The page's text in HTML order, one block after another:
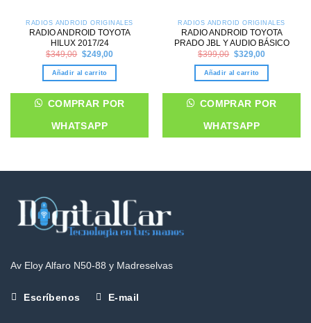
RADIOS ANDROID ORIGINALES
RADIO ANDROID TOYOTA
HILUX 2017/24
$349,00 Original
price
was:
$349,00.
$249,00Current
is:
Añadir al carrito
COMPRAR POR
WHATSAPP
RADIOS ANDROID ORIGINALES
RADIO ANDROID TOYOTA
PRADO JBL Y AUDIO BÁSICO
$399,00 Original
price
was:
$399,00.
$329,00Current
is:
Añadir al carrito
COMPRAR POR
WHATSAPP
Av Eloy Alfaro N50-88 y Madreselvas
Escríbenos E-mail